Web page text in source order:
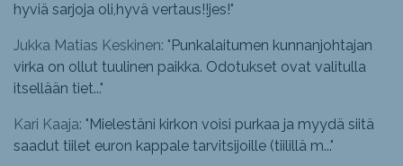
hyviä sarjoja oli,hyvä vertaus!!jes!"
Jukka Matias Keskinen: "Punkalaitumen kunnanjohtajan
virka on ollut tuulinen paikka. Odotukset ovat valitulla
itsellään tiet..."
Kari Kaaja: "Mielestäni kirkon voisi purkaa ja myydä siitä
saadut tiilet euron kappale tarvitsijoille (tiilillä m..."